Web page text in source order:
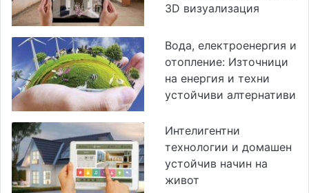
3D визуализация
Вода, електроенергия и
отопление: Източници
на енергия и техни
устойчиви алтернативи
Интелигентни
технологии и домашен
устойчив начин на
живот